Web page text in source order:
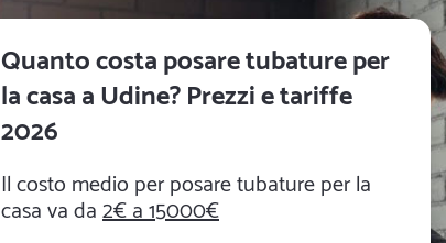
Quanto costa posare tubature per
la casa a Udine? Prezzi e tariffe
2026
Il costo medio per posare tubature per la
casa va da2€ a 15000€